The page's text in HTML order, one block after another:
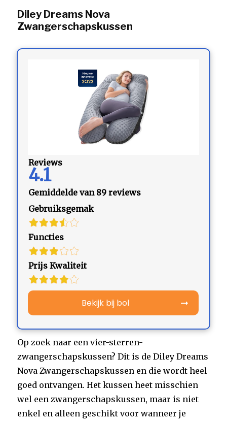
Diley Dreams Nova
Zwangerschapskussen
Reviews
4.1
Gemiddelde van 89 reviews
Gebruiksgemak
Functies
Prijs Kwaliteit
Bekijk bij bol
Op zoek naar een vier-sterren-
zwangerschapskussen? Dit is de Diley Dreams
Nova Zwangerschapskussen en die wordt heel
goed ontvangen. Het kussen heet misschien
wel een zwangerschapskussen, maar is niet
enkel en alleen geschikt voor wanneer je